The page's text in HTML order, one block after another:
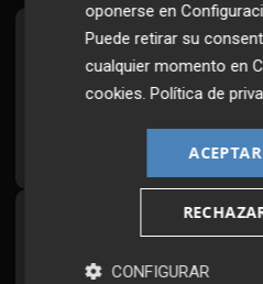
Suscríbete
Todos los días a
Síguenos
Plaza Podcast,
oponerse en
Puede retirar su
cualquier momento en
cookies.Política de
CONFIGURAR